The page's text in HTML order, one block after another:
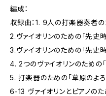
編成：
収録曲：1. 9人の打楽器奏者
2.ヴァイオリンのための「先
3.ヴァイオリンのための「先
4. 2つのヴァイオリンのため
5. 打楽器のための「草原のよ
6-13 ヴァイオリンとピアノの